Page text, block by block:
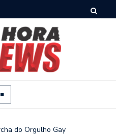
do Orgulho Gay